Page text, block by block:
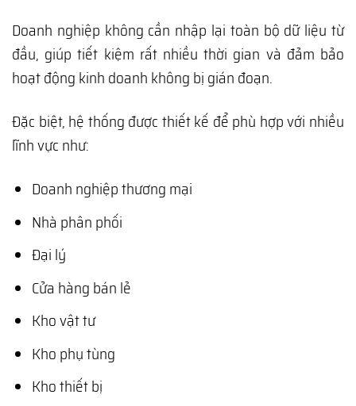
Doanh nghiệp không cần nhập lại toàn bộ dữ liệu từ
đầu, giúp tiết kiệm rất nhiều thời gian và đảm bảo
hoạt động kinh doanh không bị gián đoạn.
Đặc biệt, hệ thống được thiết kế để phù hợp với nhiều
lĩnh vực như:
Doanh nghiệp thương mại
Nhà phân phối
Đại lý
Cửa hàng bán lẻ
Kho vật tư
Kho phụ tùng
Kho thiết bị